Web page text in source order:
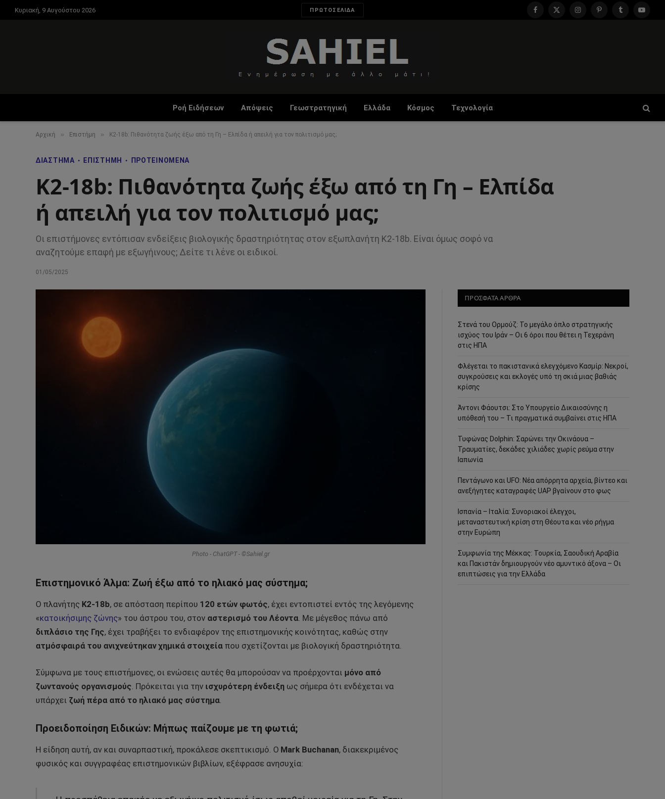
Κυριακή, 9 Αυγούστου 2026 ΠΡΩΤΟΣΕΛΙΔΑ
Facebook
X
InstagramPinterestTumblr
Ροή Ειδήσεων Απόψεις Γεωστρατηγική Ελλάδα Κόσμος Τεχνολογία
Αρχική » Επιστήμη » K2-18b: Πιθανότητα ζωής έξω από τη Γη – Ελπίδα ή απειλή για τον πολιτισμό μας;
ΔΙΆΣΤΗΜΑ ΕΠΙΣΤΉΜΗ ΠΡΟΤΕΙΝΌΜΕΝΑ
K2-18b: Πιθανότητα ζωής έξω από τη Γη – Ελπίδα
ή απειλή για τον πολιτισμό μας;
Οι επιστήμονες εντόπισαν ενδείξεις βιολογικής δραστηριότητας στον εξωπλανήτη K2-18b. Είναι όμως σοφό να
αναζητούμε επαφή με εξωγήινους; Δείτε τι λένε οι ειδικοί.
01/05/2025
Photo - ChatGPT - ©Sahiel.gr
Επιστημονικό Άλμα: Ζωή έξω από το ηλιακό μας σύστημα;
Ο πλανήτης K2-18b, σε απόσταση περίπου 120 ετών φωτός, έχει εντοπιστεί εντός της λεγόμενης
«κατοικήσιμης ζώνης» του άστρου του, στον αστερισμό του Λέοντα. Με μέγεθος πάνω από
διπλάσιο της Γης, έχει τραβήξει το ενδιαφέρον της επιστημονικής κοινότητας, καθώς στην
ατμόσφαιρά του ανιχνεύτηκαν χημικά στοιχεία που σχετίζονται με βιολογική δραστηριότητα.
Σύμφωνα με τους επιστήμονες, οι ενώσεις αυτές θα μπορούσαν να προέρχονται μόνο από
ζωντανούς οργανισμούς. Πρόκειται για την ισχυρότερη ένδειξη ως σήμερα ότι ενδέχεται να
υπάρχει ζωή πέρα από το ηλιακό μας σύστημα.
Προειδοποίηση Ειδικών: Μήπως παίζουμε με τη φωτιά;
Η είδηση αυτή, αν και συναρπαστική, προκάλεσε σκεπτικισμό. Ο Mark Buchanan, διακεκριμένος
φυσικός και συγγραφέας επιστημονικών βιβλίων, εξέφρασε ανησυχία:
ΠΡΟΣΦΑΤΑ ΑΡΘΡΑ
Στενά του Ορμούζ: Το μεγάλο όπλο στρατηγικής
ισχύος του Ιράν – Οι 6 όροι που θέτει η Τεχεράνη
στις ΗΠΑ
Φλέγεται το πακιστανικά ελεγχόμενο Κασμίρ: Νεκροί,
συγκρούσεις και εκλογές υπό τη σκιά μιας βαθιάς
κρίσης
Άντονι Φάουτσι: Στο Υπουργείο Δικαιοσύνης η
υπόθεσή του – Τι πραγματικά συμβαίνει στις ΗΠΑ
Τυφώνας Dolphin: Σαρώνει την Οκινάουα –
Τραυματίες, δεκάδες χιλιάδες χωρίς ρεύμα στην
Ιαπωνία
Πεντάγωνο και UFO: Νέα απόρρητα αρχεία, βίντεο και
ανεξήγητες καταγραφές UAP βγαίνουν στο φως
Ισπανία – Ιταλία: Συνοριακοί έλεγχοι,
μεταναστευτική κρίση στη Θέουτα και νέο ρήγμα
στην Ευρώπη
Συμφωνία της Μέκκας: Τουρκία, Σαουδική Αραβία
και Πακιστάν δημιουργούν νέο αμυντικό άξονα – Οι
επιπτώσεις για την Ελλάδα